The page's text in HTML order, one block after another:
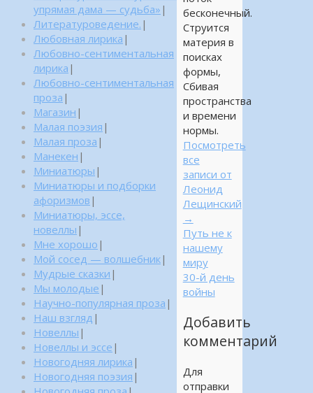
бесконечный.
Струится
материя в
поисках
формы,
Сбивая
пространства
и времени
нормы.
Посмотреть
все
записи от
Леонид
Лещинский
→
Путь не к
нашему
миру
30-й день
войны
Добавить
комментарий
Для
отправки
упрямая дама — судьба» |
Литературоведение. |
Любовная лирика |
Любовно-сентиментальная
лирика |
Любовно-сентиментальная
проза |
Магазин |
Малая поэзия |
Малая проза |
Манекен |
Миниатюры |
Миниатюры и подборки
афоризмов |
Миниатюры, эссе,
новеллы |
Мне хорошо |
Мой сосед — волшебник|
Мудрые сказки |
Мы молодые |
Научно-популярная проза |
Наш взгляд |
Новеллы |
Новеллы и эссе |
Новогодняя лирика |
Новогодняя поэзия |